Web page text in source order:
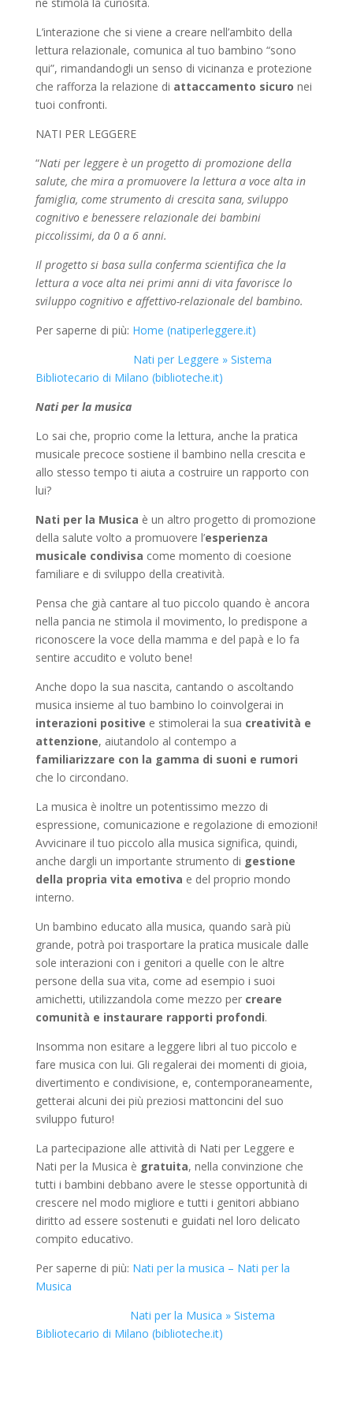
L’interazione che si viene a creare nell’ambito della
lettura relazionale, comunica al tuo bambino “sono
qui”, rimandandogli un senso di vicinanza e protezione
che rafforza la relazione di attaccamento sicuro nei
tuoi confronti.
NATI PER LEGGERE
“Nati per leggere è un progetto di promozione della
salute, che mira a promuovere la lettura a voce alta in
famiglia, come strumento di crescita sana, sviluppo
cognitivo e benessere relazionale dei bambini
piccolissimi, da 0 a 6 anni.
Il progetto si basa sulla conferma scientifica che la
lettura a voce alta nei primi anni di vita favorisce lo
sviluppo cognitivo e affettivo-relazionale del bambino.
Per saperne di più: Home (natiperleggere.it)
Nati per Leggere » Sistema
Bibliotecario di Milano (biblioteche.it)
Nati per la musica
Lo sai che, proprio come la lettura, anche la pratica
musicale precoce sostiene il bambino nella crescita e
allo stesso tempo ti aiuta a costruire un rapporto con
lui?
Nati per la Musica è un altro progetto di promozione
della salute volto a promuovere l’esperienza
musicale condivisa come momento di coesione
familiare e di sviluppo della creatività.
Pensa che già cantare al tuo piccolo quando è ancora
nella pancia ne stimola il movimento, lo predispone a
riconoscere la voce della mamma e del papà e lo fa
sentire accudito e voluto bene!
Anche dopo la sua nascita, cantando o ascoltando
musica insieme al tuo bambino lo coinvolgerai in
interazioni positive e stimolerai la sua creatività e
attenzione, aiutandolo al contempo a
familiarizzare con la gamma di suoni e rumori
che lo circondano.
La musica è inoltre un potentissimo mezzo di
espressione, comunicazione e regolazione di emozioni!
Avvicinare il tuo piccolo alla musica significa, quindi,
anche dargli un importante strumento di gestione
della propria vita emotiva e del proprio mondo
interno.
Un bambino educato alla musica, quando sarà più
grande, potrà poi trasportare la pratica musicale dalle
sole interazioni con i genitori a quelle con le altre
persone della sua vita, come ad esempio i suoi
amichetti, utilizzandola come mezzo per creare
comunità e instaurare rapporti profondi.
Insomma non esitare a leggere libri al tuo piccolo e
fare musica con lui. Gli regalerai dei momenti di gioia,
divertimento e condivisione, e, contemporaneamente,
getterai alcuni dei più preziosi mattoncini del suo
sviluppo futuro!
La partecipazione alle attività di Nati per Leggere e
Nati per la Musica è gratuita, nella convinzione che
tutti i bambini debbano avere le stesse opportunità di
crescere nel modo migliore e tutti i genitori abbiano
diritto ad essere sostenuti e guidati nel loro delicato
compito educativo.
Per saperne di più: Nati per la musica – Nati per la
Musica
Nati per la Musica » Sistema
Bibliotecario di Milano (biblioteche.it)